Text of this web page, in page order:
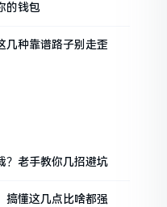
的钱包
种靠谱路子别走歪
？老手教你几招避坑
懂这几点比啥都强